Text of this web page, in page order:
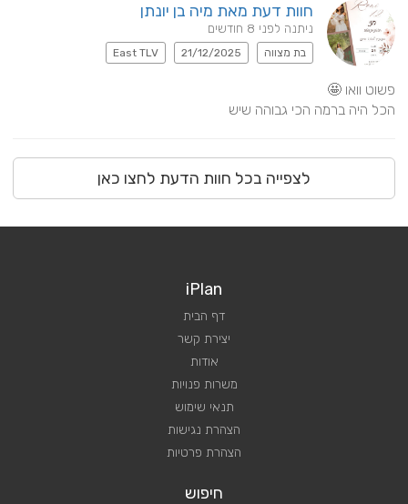
חוות דעת מאת מיה בן יונתן
ניתנה לפני 8 חודשים
בת מצווה 21/12/2025
East TLV
הכל היה ברמה הכי גבוהה שיש
לצפייה בכל חוות הדעת לחצו כאן
iPlan
דף הבית
יצירת קשר
אודות
משרות פנויות
תנאי שימוש
הצהרת נגישות
הצהרת פרטיות
חיפוש